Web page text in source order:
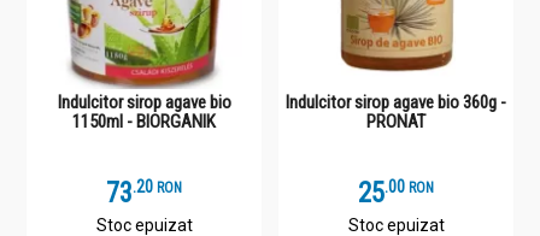
Indulcitor sirop agave bio
1150ml - BIORGANIK
73.2 RON
Stoc epuizat
Indulcitor sirop agave bio 360g -
PRONAT
25.0 RON
Stoc epuizat